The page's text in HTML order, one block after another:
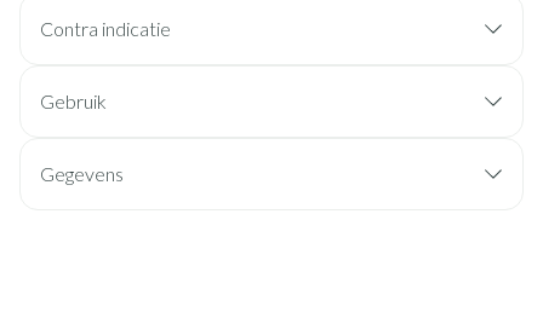
Contra indicatie
Gebruik
Gegevens